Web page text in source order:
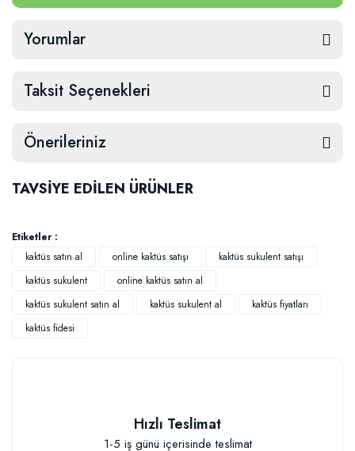
Yorumlar
Taksit Seçenekleri
Önerileriniz
TAVSİYE EDİLEN ÜRÜNLER
Etiketler :
kaktüs satın al
online kaktüs satışı
kaktüs sukulent satışı
kaktüs sukulent
online kaktüs satın al
kaktüs sukulent satın al
kaktüs sukulent al
kaktüs fiyatları
kaktüs fidesi
Hızlı Teslimat
1-5 iş günü içerisinde teslimat